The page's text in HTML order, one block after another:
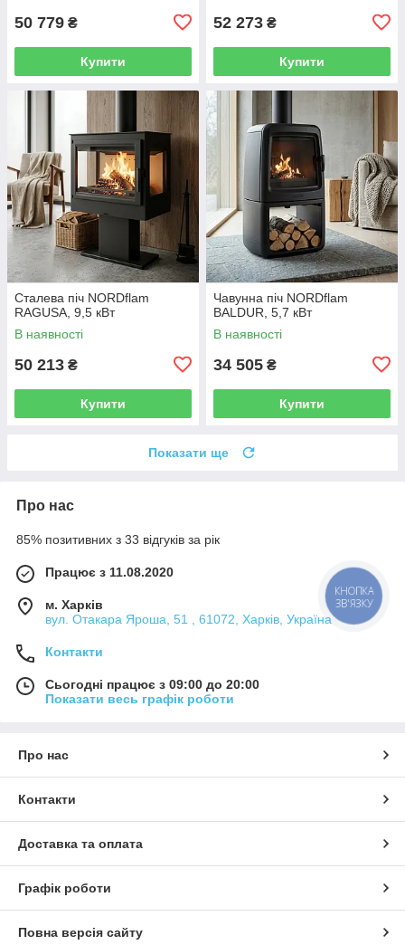
50 779 ₴
Купити
52 273 ₴
Купити
Сталева піч NORDflam
RAGUSA, 9,5 кВт
В наявності
50 213 ₴
Купити
Чавунна піч NORDflam
BALDUR, 5,7 кВт
В наявності
34 505 ₴
Купити
Показати ще
Про нас
85% позитивних з 33 відгуків за рік
Працює з 11.08.2020
м. Харків
вул. Отакара Яроша, 51 , 61072, Харків, Україна
Контакти
Сьогодні працює з 09:00 до 20:00
Показати весь графік роботи
Про нас
Контакти
Доставка та оплата
Графік роботи
Повна версія сайту
КНОПКА
ЗВ'ЯЗКУ